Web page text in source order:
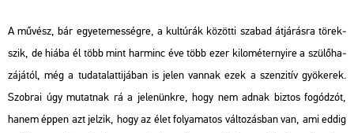
A mű­vész, bár egye­te­mes­ség­re, a kul­tú­rák kö­zöt­ti sza­bad át­já­rás­ra tö­rek­
szik, de hiába él több mint har­minc éve több ezer ki­lo­mé­ter­nyi­re a szü­lő­ha­
zá­já­tól, még a tu­dat­alat­ti­já­ban is jelen van­nak ezek a szen­zi­tív gyö­ke­rek.
Szob­rai úgy mu­tat­nak rá a je­le­nünk­re, hogy nem adnak biz­tos fo­gó­dzót,
hanem éppen azt jel­zik, hogy az élet fo­lya­ma­tos vál­to­zás­ban van, ami eddig